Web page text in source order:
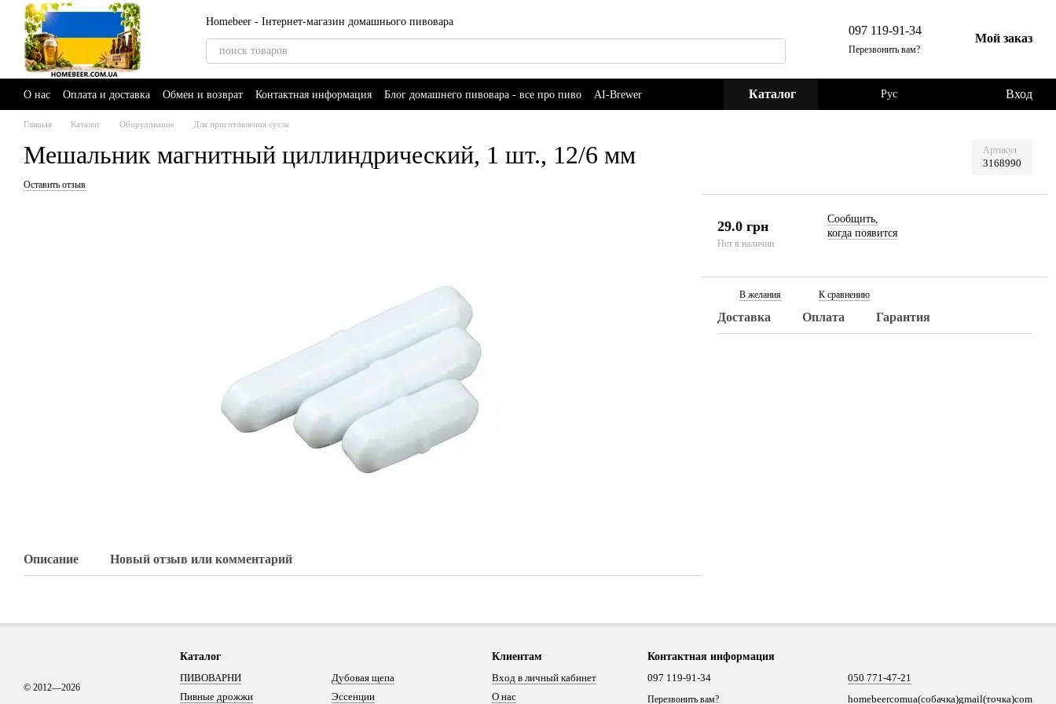
Перейти к основному контенту
Homebeer - Інтернет-магазин домашнього пивовара
097 119-91-34
Перезвонить вам?
Мой заказ
О нас Оплата и доставка Обмен и возврат Контактная информация Блог домашнего пивовара - все про пиво AI-Brewer Каталог Рус Вход
Главная Каталог Оборудование Для приготовления сусла
Мешальник магнитный циллиндрический, 1 шт., 12/6 мм Артикул
3168990
Оставить отзыв
Описание Новый отзыв или комментарий
29.0 грн
Нет в наличии
Сообщить,
когда появится
В желания К сравнению
Доставка Оплата Гарантия
© 2012—2026
Каталог
ПИВОВАРНИ
Пивные дрожжи
Дубовая щепа
Эссенции
Клиентам
Вход в личный кабинет
О нас
Контактная информация
097 119-91-34
Перезвонить вам?
050 771-47-21
homebeercomua(собачка)gmail(точка)com